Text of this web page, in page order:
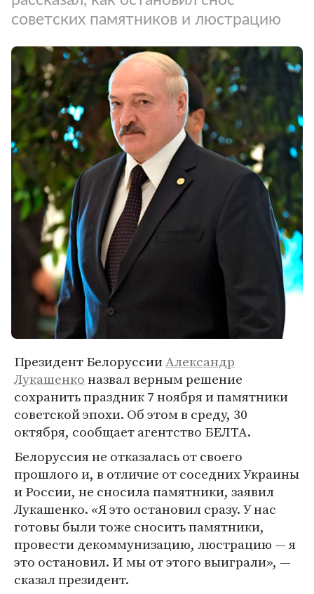
советских памятников и люстрацию
Президент БелоруссииАлександр
Лукашенконазвал верным решение
сохранить праздник 7 ноября и памятники
советской эпохи. Об этом в среду, 30
октября, сообщает агентство БЕЛТА.
Белоруссия не отказалась от своего
прошлого и, в отличие от соседних Украины
и России, не сносила памятники, заявил
Лукашенко. «Я это остановил сразу. У нас
готовы были тоже сносить памятники,
провести декоммунизацию, люстрацию — я
это остановил. И мы от этого выиграли», —
сказал президент.